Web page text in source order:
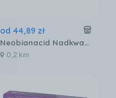
od 44,89 zł
Neobianacid Nadkwaśność i Refluks 45 tabl.
0,2 km